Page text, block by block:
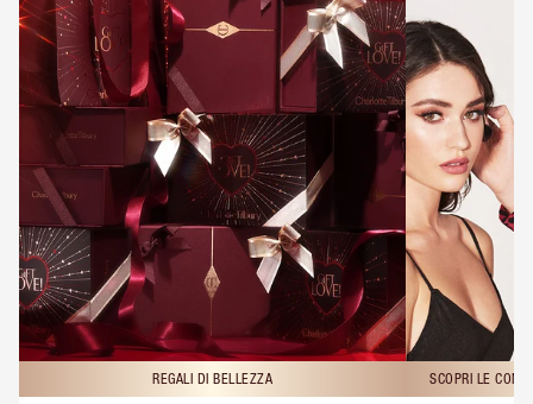
REGALI DI BELLEZZA SCOPRI LE